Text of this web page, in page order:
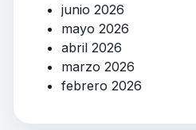
junio 2026
mayo 2026
abril 2026
marzo 2026
febrero 2026